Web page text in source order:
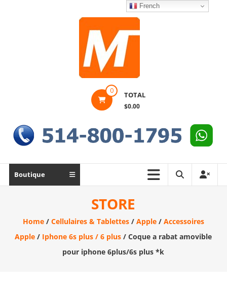
et
vente
Ordinateur,
cellulaire
0 TOTAL
$0.00
Boutique
STORE
Home/ Cellulaires & Tablettes/ Apple/ Accessoires
Apple / Iphone 6s plus / 6 plus / Coque a rabat amovible
pour iphone 6plus/6s plus *k
French